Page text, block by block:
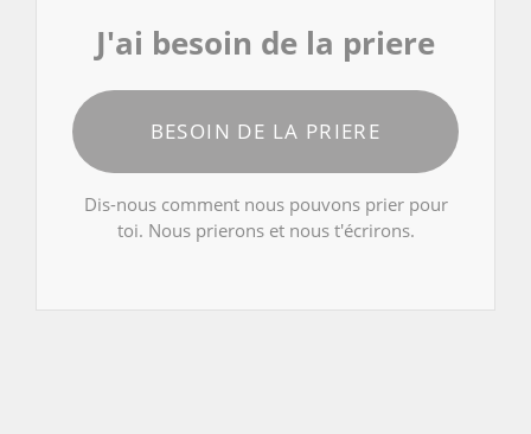
J'ai besoin de la priere
BESOIN DE LA PRIERE
Dis-nous comment nous pouvons prier pour
toi. Nous prierons et nous t'écrirons.